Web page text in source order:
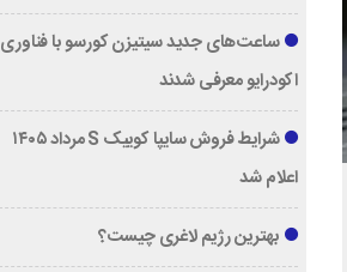
ساعت‌های جدید سیتیزن کورسو با فناوری
اکودرایو معرفی شدند
شرایط فروش سایپا کوییک S مرداد ۱۴۰۵
اعلام شد
بهترین رژیم لاغری چیست؟